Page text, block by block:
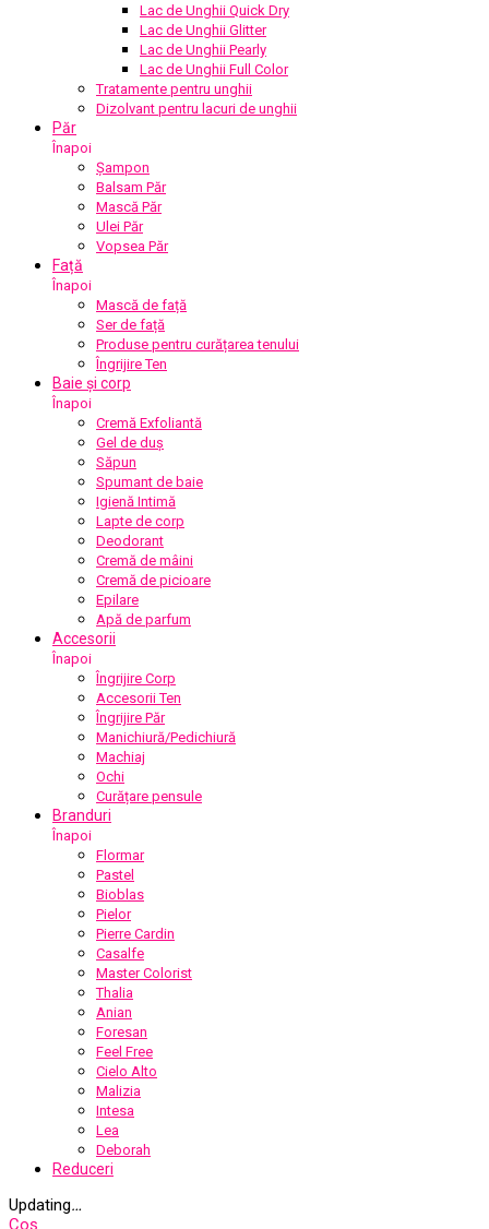
Lac de Unghii Quick Dry
Lac de Unghii Glitter
Lac de Unghii Pearly
Lac de Unghii Full Color
Tratamente pentru unghii
Dizolvant pentru lacuri de unghii
Păr
Înapoi
Șampon
Balsam Păr
Mască Păr
Ulei Păr
Vopsea Păr
Față
Înapoi
Mască de față
Ser de față
Produse pentru curățarea tenului
Îngrijire Ten
Baie și corp
Înapoi
Cremă Exfoliantă
Gel de duș
Săpun
Spumant de baie
Igienă Intimă
Lapte de corp
Deodorant
Cremă de mâini
Cremă de picioare
Epilare
Apă de parfum
Accesorii
Înapoi
Îngrijire Corp
Accesorii Ten
Îngrijire Păr
Manichiură/Pedichiură
Machiaj
Ochi
Curățare pensule
Branduri
Înapoi
Flormar
Pastel
Bioblas
Pielor
Pierre Cardin
Casalfe
Master Colorist
Thalia
Anian
Foresan
Feel Free
Cielo Alto
Malizia
Intesa
Lea
Deborah
Reduceri
Updating…
Coș